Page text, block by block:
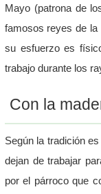
Mayo (patrona de
famosos reyes de
su esfuerzo es
trabajo durante los
Con la
Según la tradición
dejan de trabajar
por el párroco que